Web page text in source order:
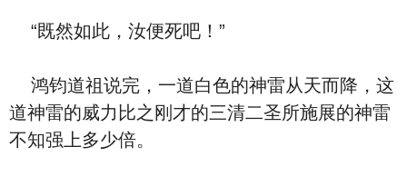
“既然如此，汝便死吧！”
鸿钧道祖说完，一道白色的神雷从天而降，这
道神雷的威力比之刚才的三清二圣所施展的神雷
不知强上多少倍。